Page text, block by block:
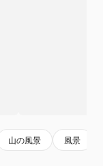
山の風景 風景